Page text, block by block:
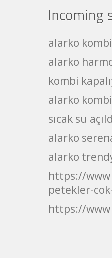
alarko
alarko
kombi
alarko
sıcak su
alarko
alarko
https://
petekler-
https://